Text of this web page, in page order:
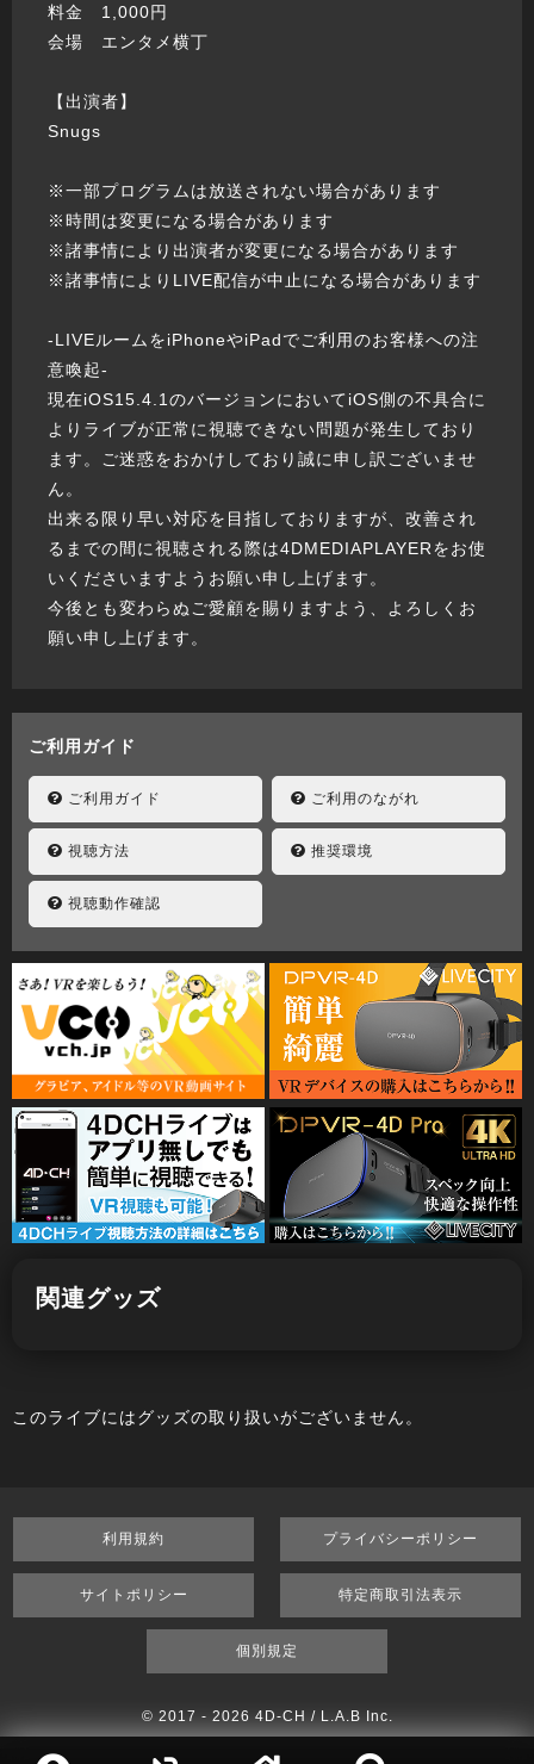
料金 1,000円
会場 エンタメ横丁
【出演者】
Snugs
※一部プログラムは放送されない場合があります
※時間は変更になる場合があります
※諸事情により出演者が変更になる場合があります
※諸事情によりLIVE配信が中止になる場合があります
-LIVEルームをiPhoneやiPadでご利用のお客様への注
意喚起-
現在iOS15.4.1のバージョンにおいてiOS側の不具合に
よりライブが正常に視聴できない問題が発生しており
ます。ご迷惑をおかけしており誠に申し訳ございませ
ん。
出来る限り早い対応を目指しておりますが、改善され
るまでの間に視聴される際は4DMEDIAPLAYERをお使
いくださいますようお願い申し上げます。
今後とも変わらぬご愛顧を賜りますよう、よろしくお
願い申し上げます。
ご利用ガイド
ご利用ガイド ご利用のながれ
視聴方法 推奨環境
視聴動作確認
関連グッズ
このライブにはグッズの取り扱いがございません。
利用規約 プライバシーポリシー
サイトポリシー 特定商取引法表示
個別規定
© 2017 - 2026 4D-CH / L.A.B Inc.